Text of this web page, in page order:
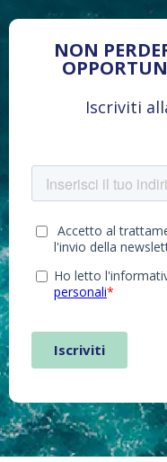
NON
Iscriviti